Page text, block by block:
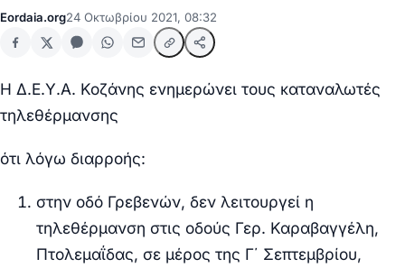
Eordaia.org24 Οκτωβρίου 2021, 08:32
Η Δ.Ε.Υ.Α. Κοζάνης ενημερώνει τους καταναλωτές
τηλεθέρμανσης
ότι λόγω διαρροής:
στην οδό Γρεβενών, δεν λειτουργεί η
τηλεθέρμανση στις οδούς Γερ. Καραβαγγέλη,
Πτολεμαΐδας, σε μέρος της Γ΄ Σεπτεμβρίου,